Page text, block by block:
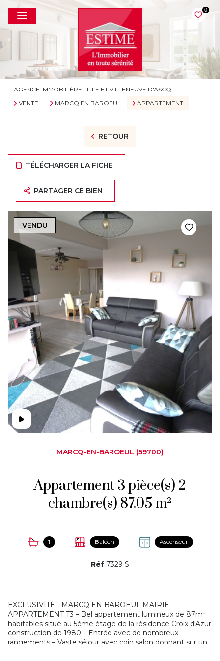
0
AGENCE IMMOBILIÈRE LILLE ET VILLENEUVE D'ASCQ
VENTE
MARCQ EN BAROEUL APPARTEMENT
RETOUR
TÉLÉCHARGER LA FICHE
PARTAGER CE BIEN
VENDU
MARCQ-EN-BAROEUL (59700)
Appartement 3 pièce(s) 2
chambre(s) 87.05 m²
1 Balcon Ascenseur
Réf 7329 S
EXCLUSIVITÉ - MARCQ EN BAROEUL MAIRIE
APPARTEMENT T3 – Bel appartement lumineux de 87m²
habitables situé au 5ème étage de la résidence Croix d'Azur
construction de 1980 – Entrée avec de nombreux
rangements – Vaste séjour avec coin salon donnant sur un